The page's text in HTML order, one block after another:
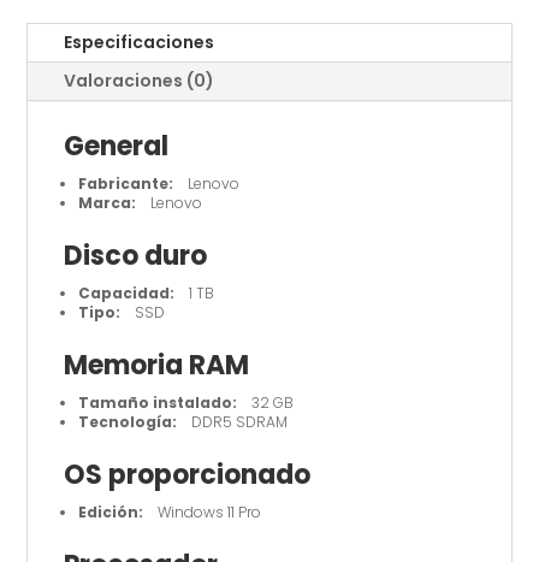
3.5
GHz
cantidad
Especificaciones
Valoraciones (0)
General
Fabricante: Lenovo
Marca: Lenovo
Disco duro
Capacidad: 1 TB
Tipo: SSD
Memoria RAM
Tamaño instalado: 32 GB
Tecnología: DDR5 SDRAM
OS proporcionado
Edición: Windows 11 Pro